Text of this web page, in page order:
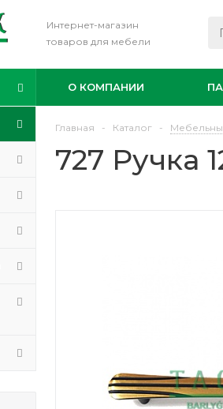
Интернет-магазин
товаров для мебели
О КОМПАНИИ
Главная - Каталог -
727 Ручка